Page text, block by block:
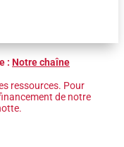
: Notre chaîne
ressources. Pour
de notre